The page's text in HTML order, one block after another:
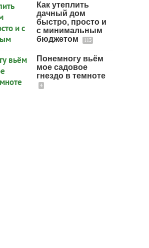
Как утеплить
дачный дом
быстро, просто и
с минимальным
бюджетом
113
Понемногу вьём
мое садовое
гнездо в темноте
4